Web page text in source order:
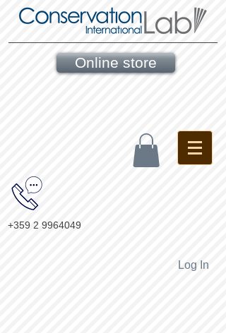
Online store
+359 2 9964049
Log In